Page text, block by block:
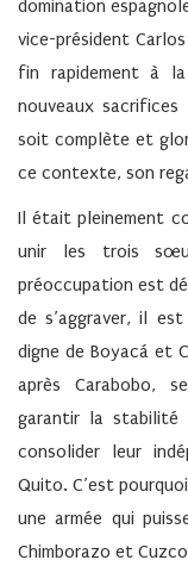
domination
vice-président
fin rapidement à
nouveaux
soit complète et
ce contexte, son
Il était pleinement
unir les trois
préoccupation est
de s’aggraver, il
digne de Boyacá et
après Carabobo,
garantir la stabilité
consolider leur
Quito. C’est
une armée qui
Chimborazo et